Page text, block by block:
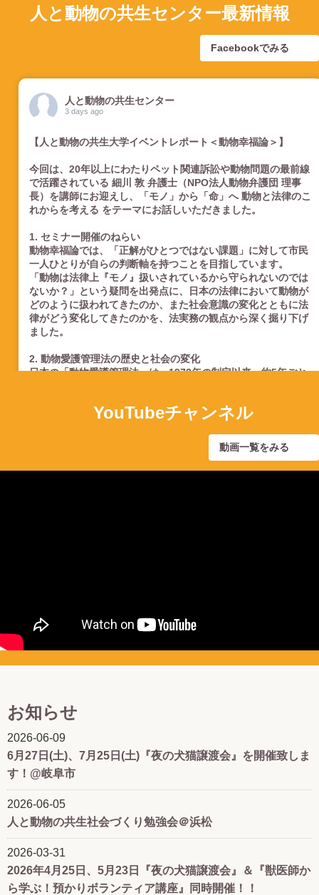
人と動物の共生センター最新情報
Facebookでみる
人と動物の共生センター
3 days ago
【人と動物の共生大学イベントレポート＜動物幸福論＞】
今回は、20年以上にわたりペット関連訴訟や動物問題の最前線
で活躍されている 細川 敦 弁護士（NPO法人動物弁護団 理事
長）を講師にお迎えし、「モノ」から「命」へ 動物と法律のこ
れからを考える をテーマにお話しいただきました。
1. セミナー開催のねらい
動物幸福論では、「正解がひとつではない課題」に対して市民
一人ひとりが自らの判断軸を持つことを目指しています。
「動物は法律上『モノ』扱いされているから守られないのでは
ないか？」という疑問を出発点に、日本の法律において動物が
どのように扱われてきたのか、また社会意識の変化とともに法
律がどう変化してきたのかを、法実務の観点から深く掘り下げ
ました。
2. 動物愛護管理法の歴史と社会の変化
日本の「動物愛護管理法」は、1973年の制定以来、約5年ごと
3 weeks ago
＼明日21:00スタート 参加無料 ／
YouTubeチャンネル
動画一覧をみる
お知らせ
2026-06-09
6月27日(土)、7月25日(土)『夜の犬猫譲渡会』を開催致しま
す！@岐阜市
2026-06-05
人と動物の共生社会づくり勉強会＠浜松
2026-03-31
2026年4月25日、5月23日『夜の犬猫譲渡会』＆『獣医師か
ら学ぶ！預かりボランティア講座』同時開催！！